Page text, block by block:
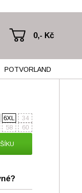
0,- Kč
POTVORLAND
6XL
34
58 60